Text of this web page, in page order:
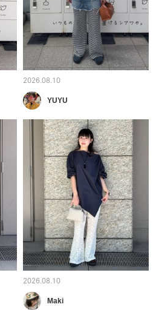
2026.08.10
YUYU
2026.08.10
Maki